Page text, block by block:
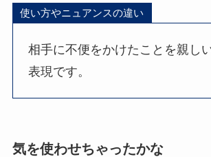
使い方やニュアンスの違い
相手に不便をかけたことを親し
表現です。
気を使わせちゃったかな